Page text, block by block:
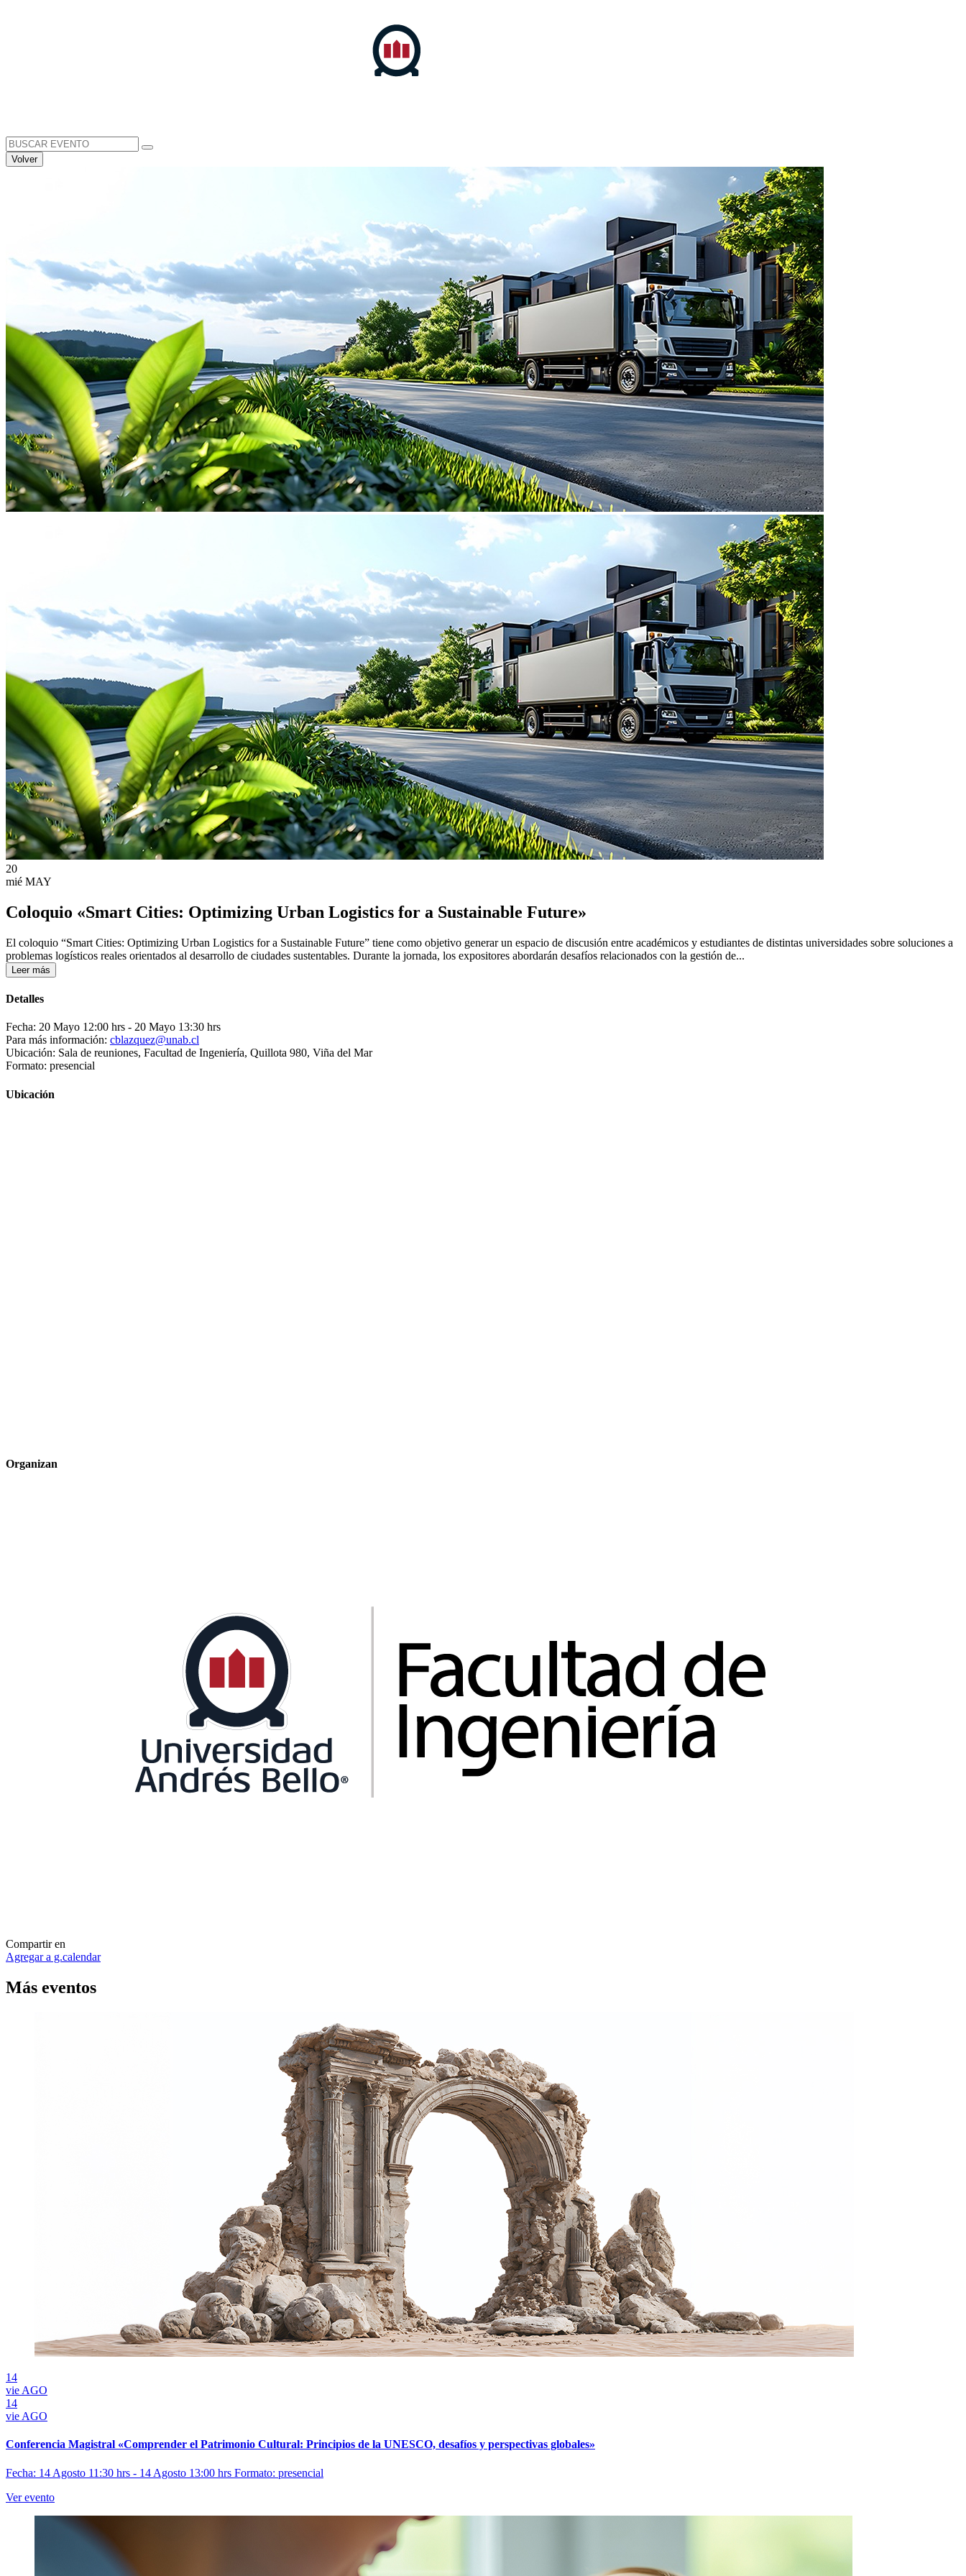
Search
for:
Volver
20
mié MAY
Coloquio «Smart Cities: Optimizing Urban Logistics for a Sustainable Future»
El coloquio “Smart Cities: Optimizing Urban Logistics for a Sustainable Future” tiene como objetivo generar un espacio de discusión entre académicos y estudiantes de distintas universidades sobre soluciones a
problemas logísticos reales orientados al desarrollo de ciudades sustentables. Durante la jornada, los expositores abordarán desafíos relacionados con la gestión de...
Leer más
Detalles
Fecha: 20 Mayo 12:00 hrs - 20 Mayo 13:30 hrs
Para más información: cblazquez@unab.cl
Ubicación: Sala de reuniones, Facultad de Ingeniería, Quillota 980, Viña del Mar
Formato: presencial
Ubicación
Organizan
Compartir en
Agregar a g.calendar
Más eventos
14
vie AGO
14
vie AGO
Conferencia Magistral «Comprender el Patrimonio Cultural: Principios de la UNESCO, desafíos y perspectivas globales»
Fecha: 14 Agosto 11:30 hrs - 14 Agosto 13:00 hrs Formato: presencial
Ver evento